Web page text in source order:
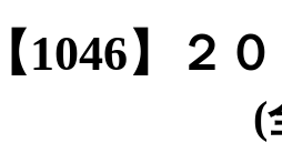
【1046】
(